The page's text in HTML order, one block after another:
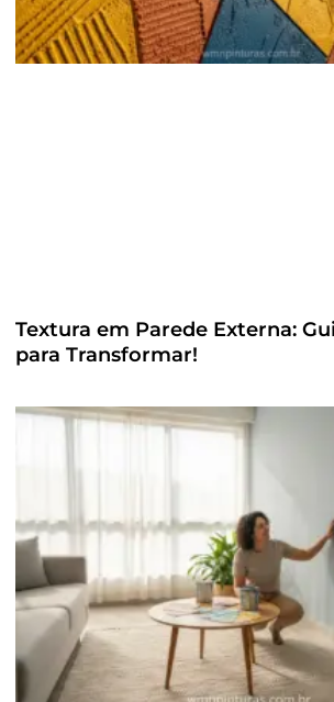
Textura em Parede Externa:
para Transformar!